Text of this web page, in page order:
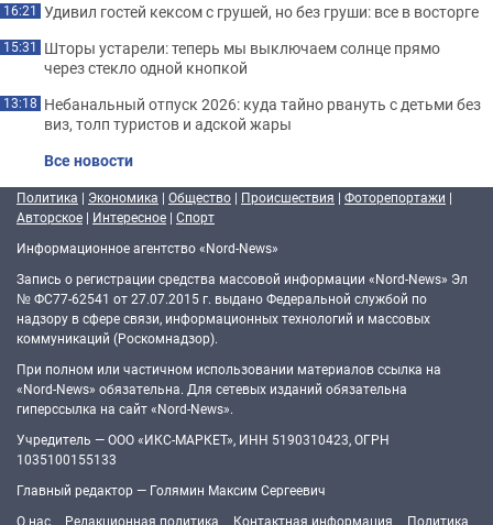
16:21 Удивил гостей кексом с грушей, но без груши: все в восторге
15:31 Шторы устарели: теперь мы выключаем солнце прямо
через стекло одной кнопкой
13:18 Небанальный отпуск 2026: куда тайно рвануть с детьми без
виз, толп туристов и адской жары
Все новости
Политика | Экономика | Общество | Происшествия | Фоторепортажи |
Авторское | Интересное | Спорт
Информационное агентство «Nord-News»
Запись о регистрации средства массовой информации «Nord-News» Эл
№ ФС77-62541 от 27.07.2015 г. выдано Федеральной службой по
надзору в сфере связи, информационных технологий и массовых
коммуникаций (Роскомнадзор).
При полном или частичном использовании материалов ссылка на
«Nord-News» обязательна. Для сетевых изданий обязательна
гиперссылка на сайт «Nord-News».
Учредитель — ООО «ИКС-МАРКЕТ», ИНН 5190310423, ОГРН
1035100155133
Главный редактор — Голямин Максим Сергеевич
О нас
Редакционная политика Контактная информация Политика